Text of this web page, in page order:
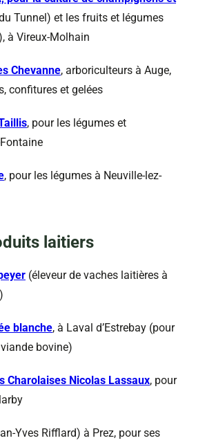
Tunnel) et les fruits et légumes
à Vireux-Molhain
Chevanne, arboriculteurs à Auge,
confitures et gelées
, pour les légumes et
, pour les légumes à Neuville-lez-
laitiers
(éleveur de vaches laitières à
blanche, à Laval d’Estrebay (pour
bovine)
Charolaises Nicolas Lassaux, pour
Yves Rifflard) à Prez, pour ses